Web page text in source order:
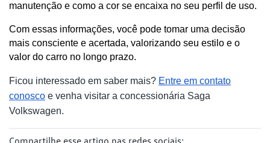
manutenção e como a cor se encaixa no seu perfil de uso.
Com essas informações, você pode tomar uma decisão
mais consciente e acertada, valorizando seu estilo e o
valor do carro no longo prazo.
Ficou interessado em saber mais? Entre em contato
conosco e venha visitar a concessionária Saga
Volkswagen.